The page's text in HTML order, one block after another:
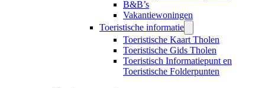
B&B’s
Vakantiewoningen
Toeristische informatie
Toeristische Kaart Tholen
Toeristische Gids Tholen
Toeristisch Informatiepunt en
Toeristische Folderpunten